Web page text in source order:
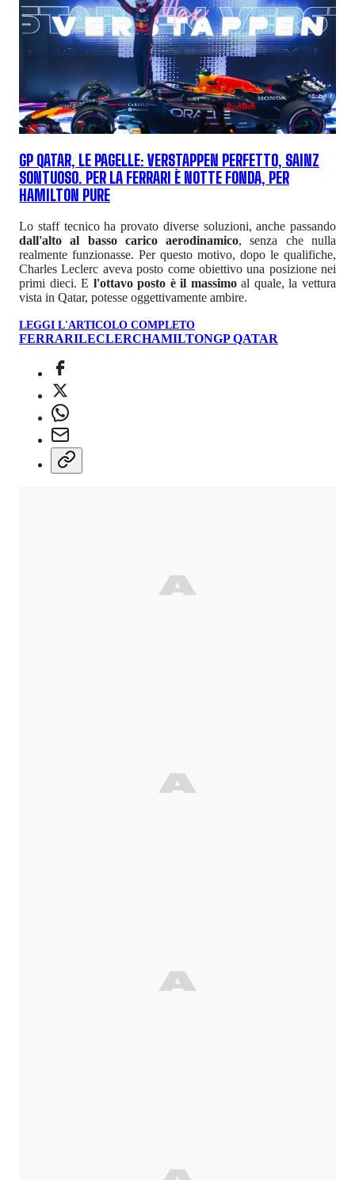
GP QATAR, LE PAGELLE: VERSTAPPEN PERFETTO, SAINZ
SONTUOSO. PER LA FERRARI È NOTTE FONDA, PER
HAMILTON PURE
Lo staff tecnico ha provato diverse soluzioni, anche passando
dall'alto al basso carico aerodinamico, senza che nulla
realmente funzionasse. Per questo motivo, dopo le qualifiche,
Charles Leclerc aveva posto come obiettivo una posizione nei
primi dieci. E l'ottavo posto è il massimoal quale, la vettura
vista in Qatar, potesse oggettivamente ambire.
LEGGI L'ARTICOLO COMPLETO
FERRARILECLERCHAMILTONGP QATAR